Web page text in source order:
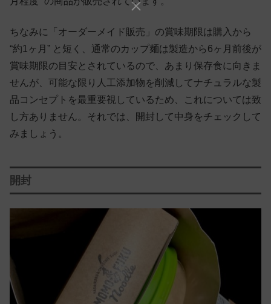
ちなみに「オーダーメイド販売」の賞味期限は購入から
“約1ヶ月” と短く、通常のカップ麺は製造から6ヶ月前後が
賞味期限の目安とされているので、あまり保存食に向きま
せんが、可能な限り人工添加物を削減してナチュラルな製
品コンセプトを最重要視しているため、これについては致
し方ありません。それでは、開封して中身をチェックして
みましょう。
開封